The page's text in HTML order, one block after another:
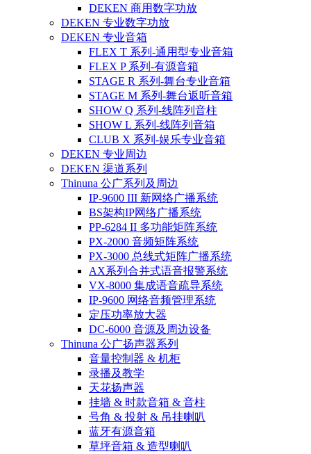
DEKEN 商用数字功放
DEKEN 专业数字功放
DEKEN 专业音箱
FLEX T 系列-通用型专业音箱
FLEX P 系列-有源音箱
STAGE R 系列-舞台专业音箱
STAGE M 系列-舞台返听音箱
SHOW Q 系列-线阵列音柱
SHOW L 系列-线阵列音箱
CLUB X 系列-娱乐专业音箱
DEKEN 专业周边
DEKEN 渠道系列
Thinuna 公广系列及周边
IP-9600 III 新网络广播系统
BS架构IP网络广播系统
PP-6284 II 多功能矩阵系统
PX-2000 音频矩阵系统
PX-3000 总线式矩阵广播系统
AX系列合并式语音报警系统
VX-8000 集成语音疏导系统
IP-9600 网络音频管理系统
定压功率放大器
DC-6000 音源及周边设备
Thinuna 公广扬声器系列
音量控制器 & 机柜
录播及教学
天花扬声器
挂墙 & 时款音箱 & 音柱
号角 & 投射 & 吊挂喇叭
蓝牙有源音箱
草坪音箱 & 造型喇叭